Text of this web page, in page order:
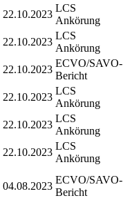
22.10.2023
LCS
Ankörung
22.10.2023
LCS
Ankörung
22.10.2023
ECVO/SAVO-
Bericht
22.10.2023
LCS
Ankörung
22.10.2023
LCS
Ankörung
22.10.2023
LCS
Ankörung
04.08.2023
ECVO/SAVO-
Bericht